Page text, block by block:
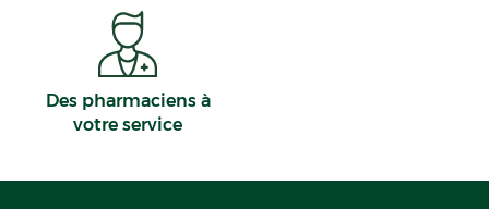
Des pharmaciens à
votre service